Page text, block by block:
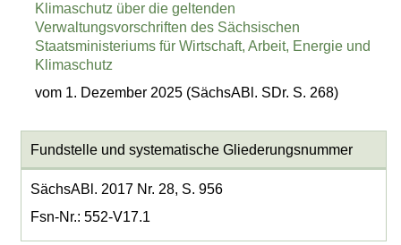
Klimaschutz über die geltenden
Verwaltungsvorschriften des Sächsischen
Staatsministeriums für Wirtschaft, Arbeit, Energie und
Klimaschutz
vom 1. Dezember 2025 (SächsABl. SDr. S. 268)
Fundstelle und systematische Gliederungsnummer
SächsABl. 2017 Nr. 28, S. 956
Fsn-Nr.: 552-V17.1